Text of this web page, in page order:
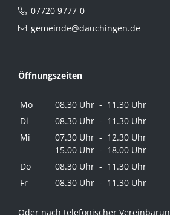
07720 9777-0
gemeinde@dauchingen.de
Öffnungszeiten
Mo
08.30 Uhr - 11.30 Uhr
Di
08.30 Uhr - 11.30 Uhr
Mi
07.30 Uhr - 12.30 Uhr
15.00 Uhr - 18.00 Uhr
Do
08.30 Uhr - 11.30 Uhr
Fr
08.30 Uhr - 11.30 Uhr
Oder nach telefonischer